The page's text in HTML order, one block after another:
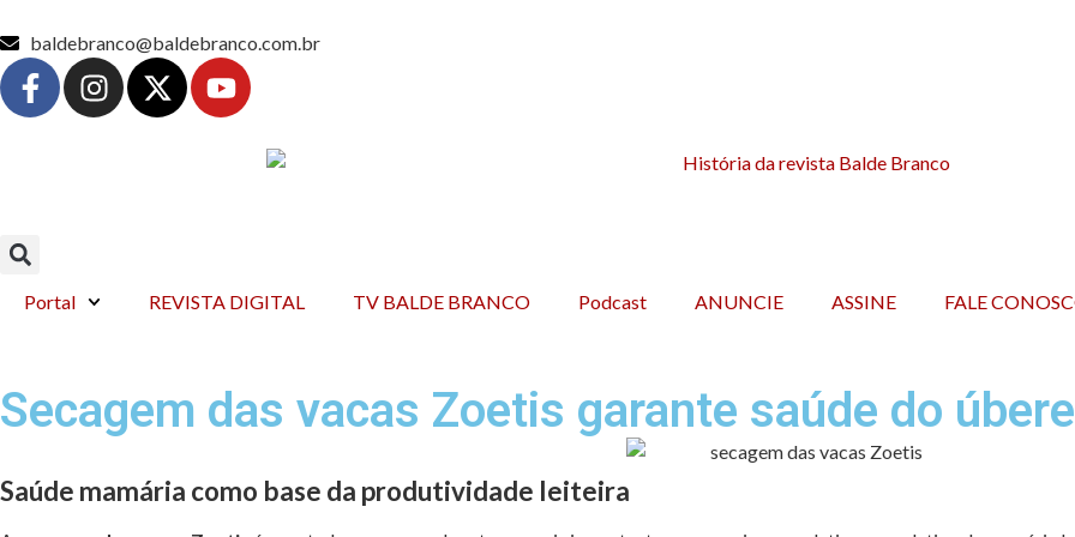
baldebranco@baldebranco.com.br
Portal REVISTA DIGITAL TV BALDE BRANCO Podcast ANUNCIE ASSINE FALE
Secagem das vacas Zoetis garante saúde do úbere
Saúde mamária como base da produtividade leiteira